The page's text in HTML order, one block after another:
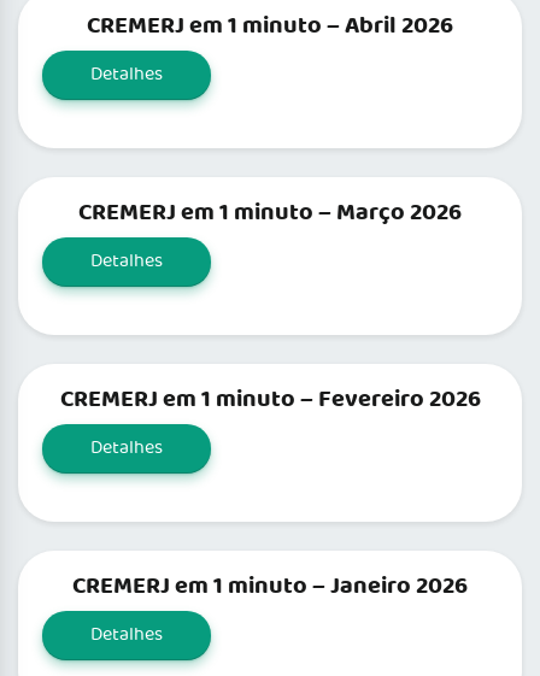
CREMERJ em 1 minuto – Abril 2026
Detalhes
CREMERJ em 1 minuto – Março 2026
Detalhes
CREMERJ em 1 minuto – Fevereiro 2026
Detalhes
CREMERJ em 1 minuto – Janeiro 2026
Detalhes